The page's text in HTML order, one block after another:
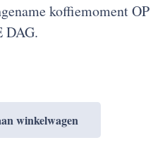
koffiemoment OP
DAG.
winkelwagen